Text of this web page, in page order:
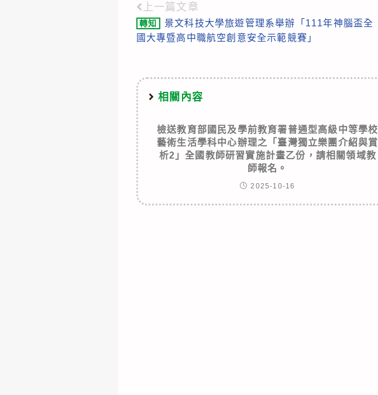
Read
more
上一篇文章
轉知
景文科技大學旅遊管理系舉辦「111年神腦盃全
國大專暨高中職航空創意安全示範競賽」
相關內容
檢送教育部國民及學前教育署普通型高級中等學校
藝術生活學科中心辦理之「臺灣獨立樂團介紹與賞
析2」全國教師研習實施計畫乙份，請相關領域教
師報名。
2025-10-16